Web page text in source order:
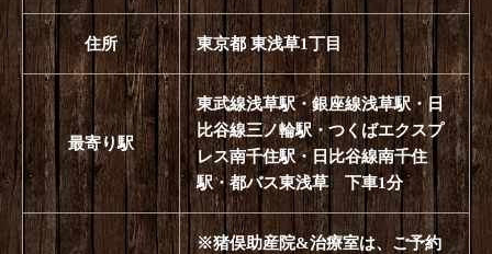
住所 東京都 東浅草1丁目
最寄り駅
東武線浅草駅・銀座線浅草駅・日
比谷線三ノ輪駅・つくばエクスプ
レス南千住駅・日比谷線南千住
駅・都バス東浅草 下車1分
※猪俣助産院&治療室は、ご予約